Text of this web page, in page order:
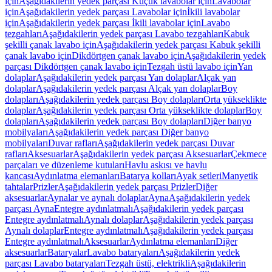
içinAşağıdakilerin yedek parçası Lavabolar içinİkili lavabolar
içinAşağıdakilerin yedek parçası İkili lavabolar içinLavabo
tezgahlarıAşağıdakilerin yedek parçası Lavabo tezgahlarıKabuk
şekilli çanak lavabo içinAşağıdakilerin yedek parçası Kabuk şekilli
çanak lavabo içinDikdörtgen çanak lavabo içinAşağıdakilerin yedek
parçası Dikdörtgen çanak lavabo içinTezgah üstü lavabo içinYan
dolaplarAşağıdakilerin yedek parçası Yan dolaplarAlçak yan
dolaplarAşağıdakilerin yedek parçası Alçak yan dolaplarBoy
dolaplarıAşağıdakilerin yedek parçası Boy dolaplarıOrta yükseklikte
dolaplarAşağıdakilerin yedek parçası Orta yükseklikte dolaplarBoy
dolaplarıAşağıdakilerin yedek parçası Boy dolaplarıDiğer banyo
mobilyalarıAşağıdakilerin yedek parçası Diğer banyo
mobilyalarıDuvar raflarıAşağıdakilerin yedek parçası Duvar
raflarıAksesuarlarAşağıdakilerin yedek parçası AksesuarlarÇekmece
parçaları ve düzenleme kutularıHavlu askısı ve havlu
kancasıAydınlatma elemanlarıBatarya kollarıAyak setleriManyetik
tahtalarPrizlerAşağıdakilerin yedek parçası PrizlerDiğer
aksesuarlarAynalar ve aynalı dolaplarAynaAşağıdakilerin yedek
parçası AynaEntegre aydınlatmalıAşağıdakilerin yedek parçası
Entegre aydınlatmalıAynalı dolaplarAşağıdakilerin yedek parçası
Aynalı dolaplarEntegre aydınlatmalıAşağıdakilerin yedek parçası
Entegre aydınlatmalıAksesuarlarAydınlatma elemanlarıDiğer
aksesuarlarBataryalarLavabo bataryalarıAşağıdakilerin yedek
parçası Lavabo bataryalarıTezgah üstü, elektrikliAşağıdakilerin